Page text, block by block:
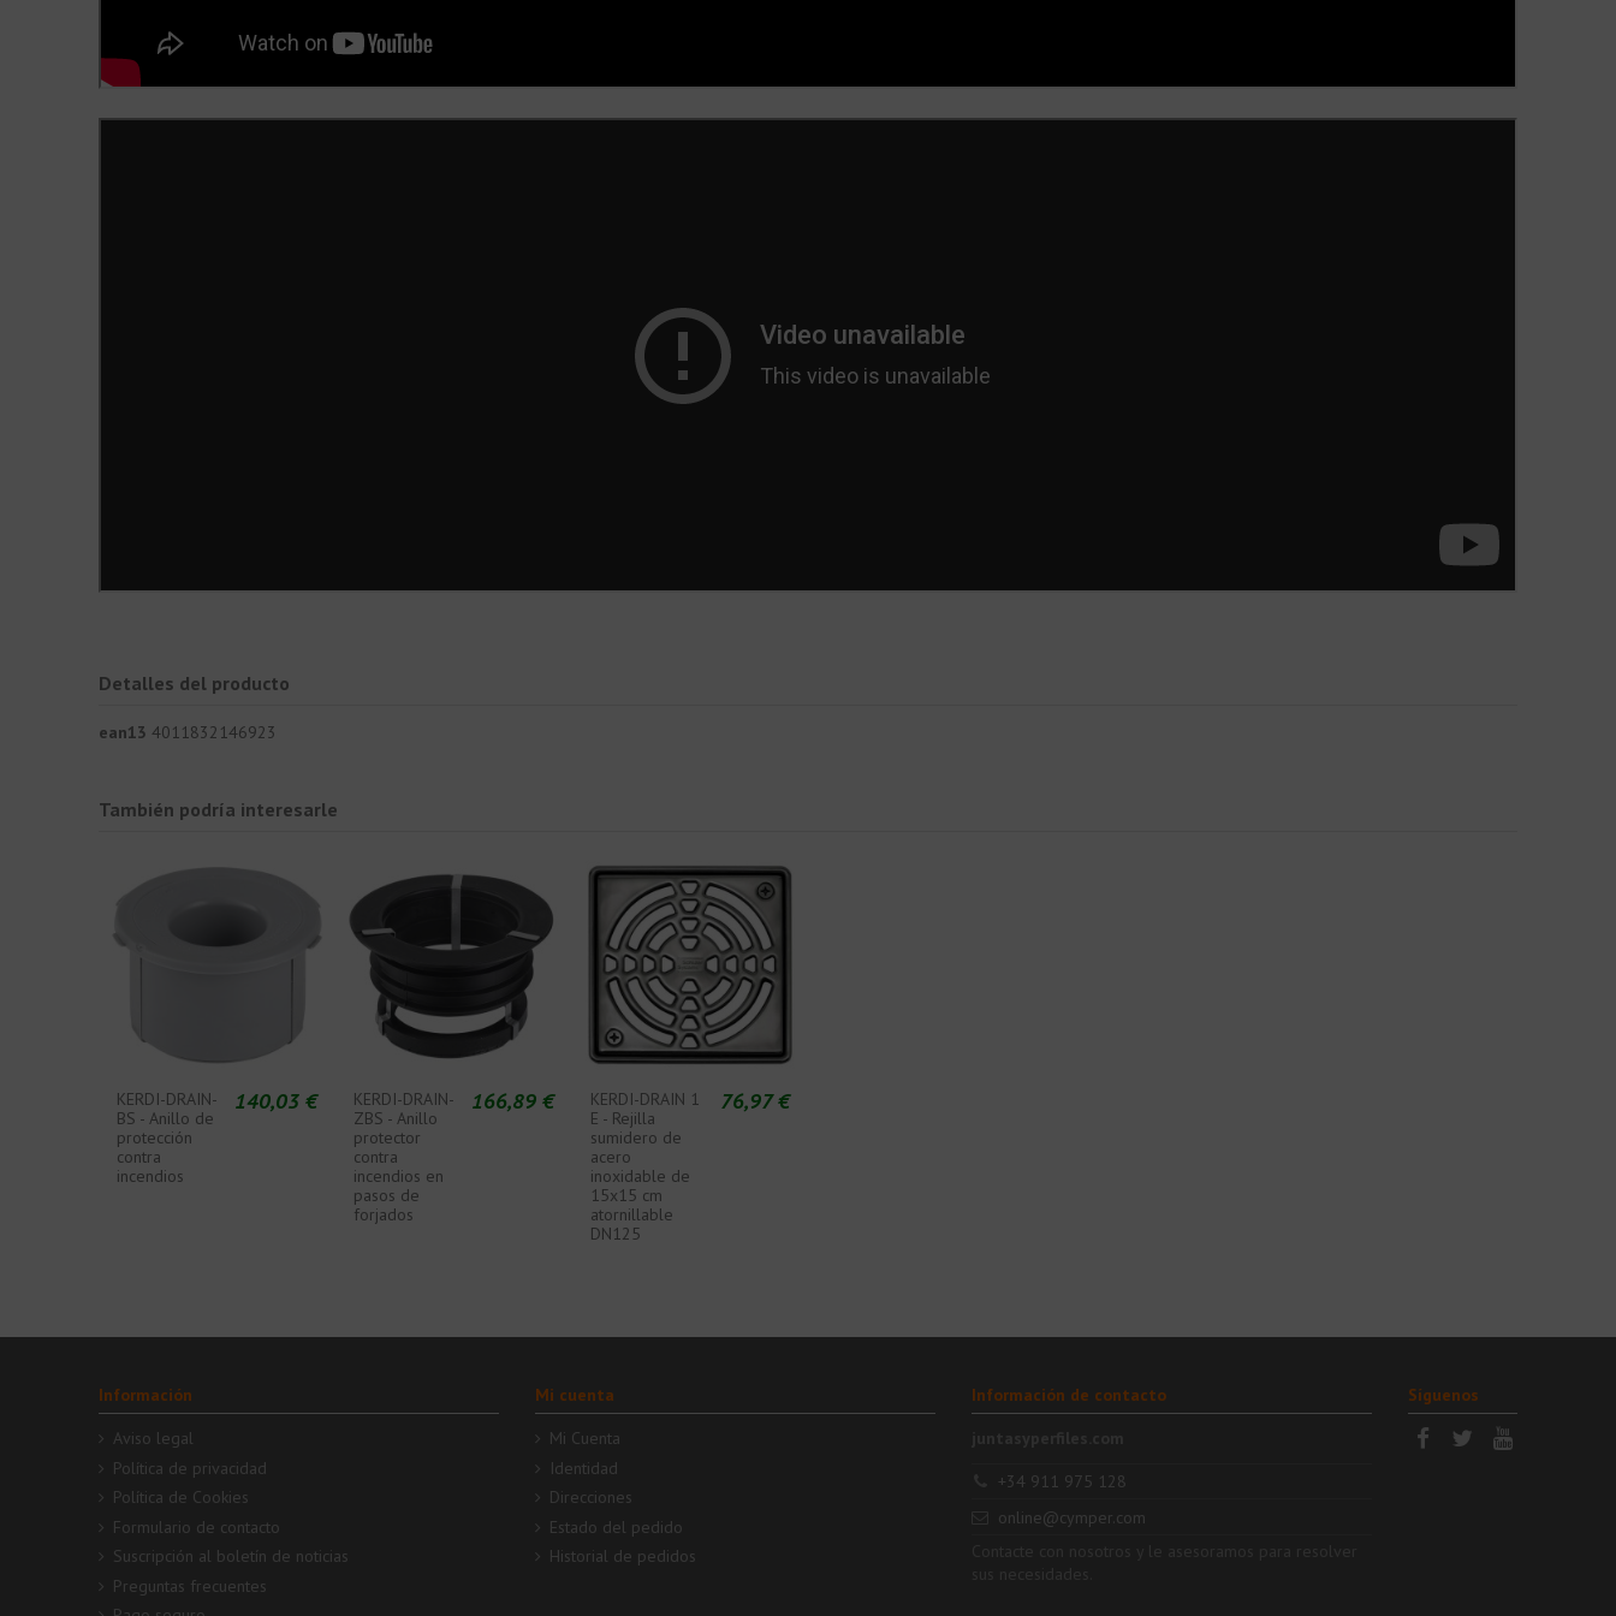
Detalles del producto
ean13 4011832146923
También podría interesarle
KERDI-DRAIN-
BS - Anillo de
protección
contra
incendios
140,03 €
KERDI-DRAIN-
ZBS - Anillo
protector
contra
incendios en
pasos de
forjados
166,89 €
KERDI-DRAIN 1
E - Rejilla
sumidero de
acero
inoxidable de
15x15 cm
atornillable
DN125
76,97 €
Información
Aviso legal
Política de privacidad
Política de Cookies
Formulario de contacto
Suscripción al boletín de noticias
Preguntas frecuentes
Mi cuenta
Mi Cuenta
Identidad
Direcciones
Estado del pedido
Historial de pedidos
Información de contacto
+34 911 975 128
online@cymper.com
Síguenos